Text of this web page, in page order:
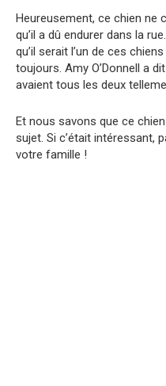
Heureusement, ce chien ne
qu’il a dû endurer dans la
qu’il serait l’un de ces
toujours. Amy O’Donnell a
avaient tous les deux
Et nous savons que ce
sujet. Si c’était intéressant,
votre famille !